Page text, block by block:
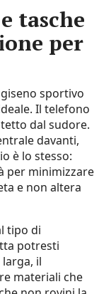
tasche
per
sportivo
Il telefono
dal sudore.
davanti,
è lo stesso:
per minimizzare
e non altera
tipo di
potresti
il
materiali che